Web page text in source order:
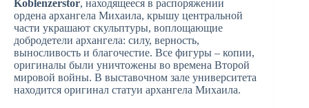
Koblenzerstor, находящееся в распоряжении
ордена архангела Михаила, крышу центральной
части украшают скульптуры, воплощающие
добродетели архангела: силу, верность,
выносливость и благочестие. Все фигуры – копии,
оригиналы были уничтожены во времена Второй
мировой войны. В выставочном зале университета
находится оригинал статуи архангела Михаила.